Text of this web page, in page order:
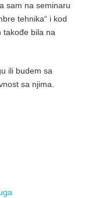
sam na seminaru
tehnika“ i kod
takođe bila na
ili budem sa
sa njima.